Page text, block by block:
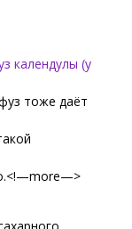
календулы (у
тоже даёт